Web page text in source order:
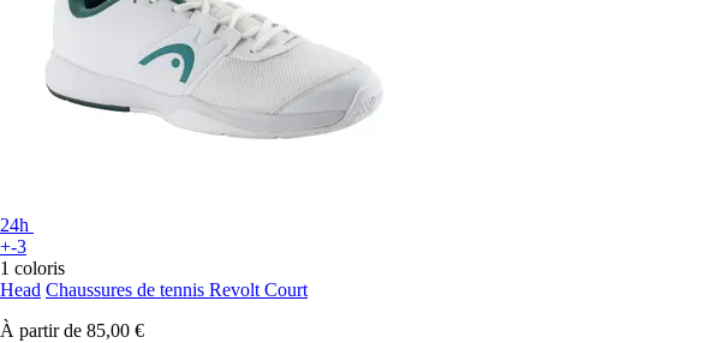
24h
+-3
1 coloris
Head Chaussures de tennis Revolt Court
À partir de 85,00 €